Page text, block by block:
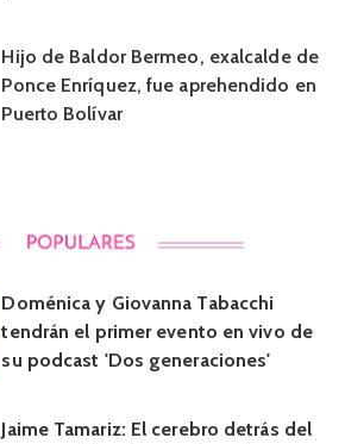
Hijo de Baldor Bermeo, exalcalde de
Ponce Enríquez, fue aprehendido en
Puerto Bolívar
Doménica y Giovanna Tabacchi
tendrán el primer evento en vivo de
su podcast 'Dos generaciones'
Jaime Tamariz: El cerebro detrás del